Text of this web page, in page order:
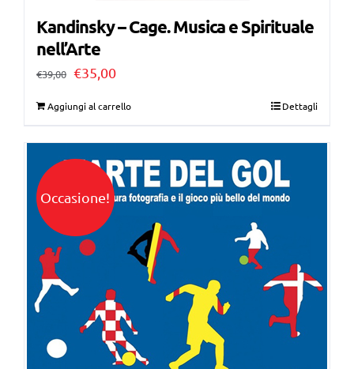
Kandinsky – Cage. Musica e Spirituale
nell’Arte
€39,00 Il
era:
€39,00.
€35,00Il
è:
€35,00.
Aggiungi al carrello Dettagli
Occasione!